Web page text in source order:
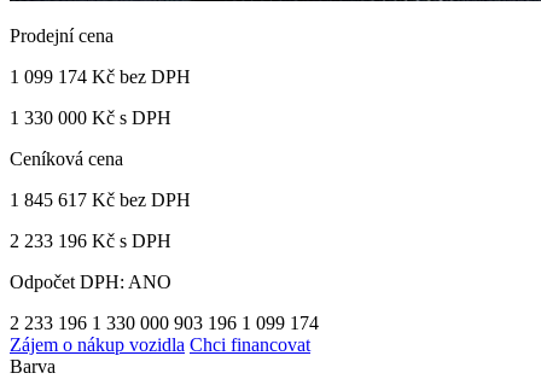
Prodejní cena
1 099 174 Kč bez DPH
1 330 000 Kč s DPH
Ceníková cena
1 845 617 Kč bez DPH
2 233 196 Kč s DPH
Odpočet DPH: ANO
2 233 196 1 330 000 903 196 1 099 174
Zájem o nákup vozidla Chci financovat
Barva